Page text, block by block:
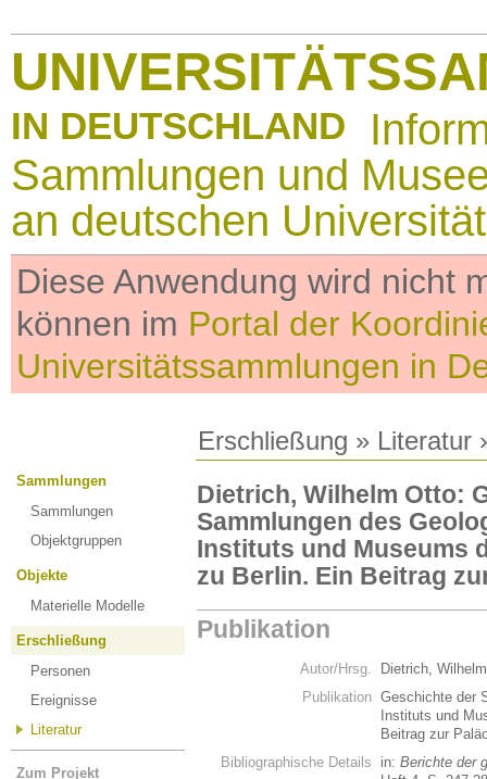
IN DEUTSCHLAND
Sammlungen und
an deutschen
Diese Anwendung wird nicht
können im Portal der
Universitätssammlungen in
Erschließung » Literatur
Sammlungen
Sammlungen
Objektgruppen
Objekte
Materielle Modelle
Erschließung
Personen
Ereignisse
Literatur
Zum Projekt
Dietrich, Wilhelm Otto:
Sammlungen des
Instituts und Museums
zu Berlin. Ein Beitrag
Publikation
Autor/Hrsg.
Dietrich,
Publikation Geschichte der
Instituts und
Beitrag zur
Bibliographische Details
in: Berichte der